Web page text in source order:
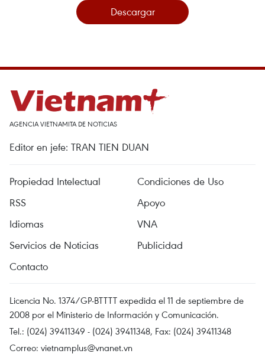
Descargar
AGENCIA VIETNAMITA DE NOTICIAS
Editor en jefe: TRAN TIEN DUAN
Propiedad Intelectual
Condiciones de Uso
RSS
Apoyo
Idiomas
VNA
Servicios de Noticias
Publicidad
Contacto
Licencia No. 1374/GP-BTTTT expedida el 11 de septiembre de
2008 por el Ministerio de Información y Comunicación.
Tel.: (024) 39411349 - (024) 39411348, Fax: (024) 39411348
Correo: vietnamplus@vnanet.vn